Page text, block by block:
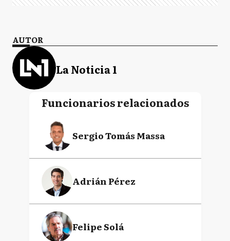
AUTOR
La Noticia 1
Funcionarios relacionados
Sergio Tomás Massa
Adrián Pérez
Felipe Solá